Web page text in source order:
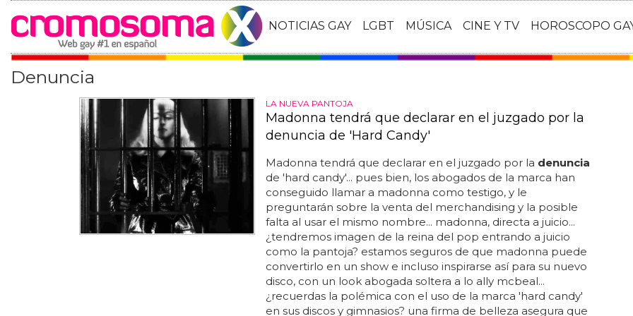
NOTICIAS GAY LGBT MÚSICA CINE Y TV HOROSCOPO
Denuncia
LA NUEVA PANTOJA
Madonna tendrá que declarar en el juzgado por la
denuncia de 'Hard Candy'
Madonna tendrá que declarar en el juzgado por la denuncia
de 'hard candy'... pues bien, los abogados de la marca han
conseguido llamar a madonna como testigo, y le
preguntarán sobre la venta del merchandising y la posible
falta al usar el mismo nombre... madonna, directa a juicio...
¿tendremos imagen de la reina del pop entrando a juicio
como la pantoja? estamos seguros de que madonna puede
convertirlo en un show e incluso inspirarse así para su nuevo
disco, con un look abogada soltera a lo ally mcbeal...
¿recuerdas la polémica con el uso de la marca 'hard candy'
en sus discos y gimnasios? una firma de belleza asegura que